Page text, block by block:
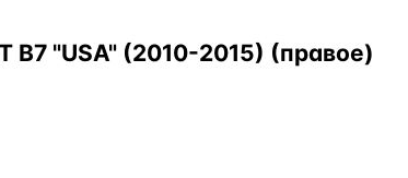
B7 "USA" (2010-2015) (правое)